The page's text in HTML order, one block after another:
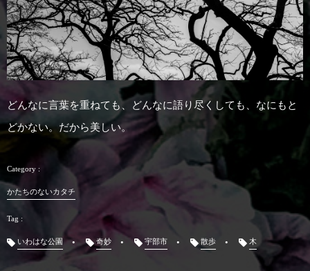
どんなに言葉を重ねても、どんなに語り尽くしても、なにもと
どかない。だから美しい。
かたちのないカタチ
いわはな公園 奇妙 宇部市 散歩 木